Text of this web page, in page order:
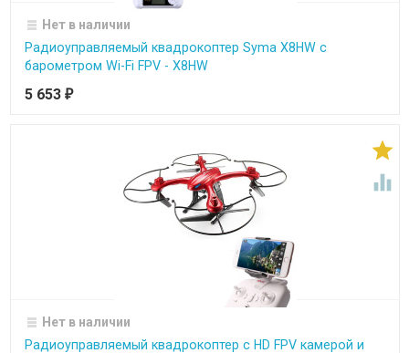
Нет в наличии
Радиоуправляемый квадрокоптер Syma X8HW с
барометром Wi-Fi FPV - X8HW
5 653 ₽


Нет в наличии
Радиоуправляемый квадрокоптер с HD FPV камерой и